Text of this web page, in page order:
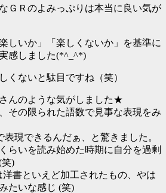
ＧＲのよみっぷりは本当に良い気が
しいか」「楽しくないか」を基準に
感しました(*^_^*)
くないと駄目ですね（笑）
んのような気がしました★
その限られた語数で見事な表現をみ
現できるんだぁ、と驚きました。
らいを読み始めた時期に自分を過剰
)
書といえど加工されたもの、やは
たいな感じ (笑)